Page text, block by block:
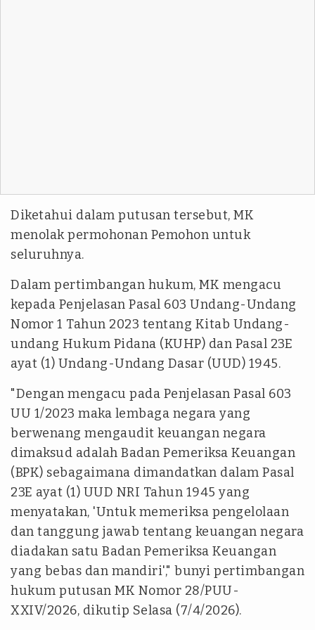
Diketahui dalam putusan tersebut, MK
menolak permohonan Pemohon untuk
seluruhnya.
Dalam pertimbangan hukum, MK mengacu
kepada Penjelasan Pasal 603 Undang-Undang
Nomor 1 Tahun 2023 tentang Kitab Undang-
undang Hukum Pidana (KUHP) dan Pasal 23E
ayat (1) Undang-Undang Dasar (UUD) 1945.
"Dengan mengacu pada Penjelasan Pasal 603
UU 1/2023 maka lembaga negara yang
berwenang mengaudit keuangan negara
dimaksud adalah Badan Pemeriksa Keuangan
(BPK) sebagaimana dimandatkan dalam Pasal
23E ayat (1) UUD NRI Tahun 1945 yang
menyatakan, 'Untuk memeriksa pengelolaan
dan tanggung jawab tentang keuangan negara
diadakan satu Badan Pemeriksa Keuangan
yang bebas dan mandiri'," bunyi pertimbangan
hukum putusan MK Nomor 28/PUU-
XXIV/2026, dikutip Selasa (7/4/2026).